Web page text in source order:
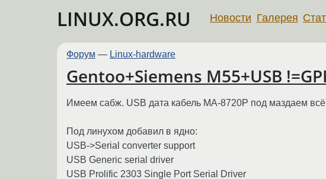
LINUX.ORG.RU Новости Галерея
Форум — Linux-hardware
Gentoo+Siemens M55+USB
Имеем сабж. USB дата кабель MA-8720P под маздаем
Под линухом добавил в ядно:
USB->Serial converter support
USB Generic serial driver
USB Prolific 2303 Single Port Serial Driver